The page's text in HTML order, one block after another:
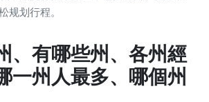
规划行程。
、有哪些州、各州經
一州人最多、哪個州